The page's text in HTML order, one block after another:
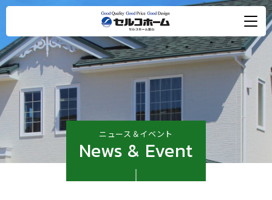
ニュース＆イベント
News & Event